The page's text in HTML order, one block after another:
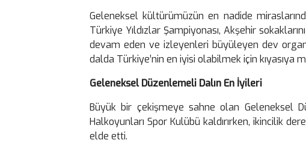
​Geleneksel kültürümüzün en nadide
Türkiye Yıldızlar Şampiyonası, Akşehir
devam eden ve izleyenleri büyüleyen dev
dalda Türkiye’nin en iyisi olabilmek için kıyasıya
Geleneksel Düzenlemeli Dalın En İyileri
​Büyük bir çekişmeye sahne olan Geleneksel
Halkoyunları Spor Kulübü kaldırırken, ikincilik
elde etti.